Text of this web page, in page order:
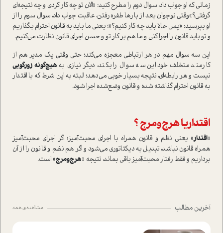
زماني كه او جواب داد، سوال دوم را مطرح كنيد: «الان تو چه كار كردي و چه نتيجه‌اي
گرفتي؟»وقتي نوجوان بعد از بارها طفره‌رفتن، عاقبت جواب داد، سوال سوم را از
او بپرسید: «پس حالا بايد چه كار كنيم؟»؛ يعني ما بايد به قانون احترام بگذاريم
و تو بايد قانون را اجرا كني و ما هم بر كار تو و حسن اجراي قانون نظارت مي‌كنيم.
اين سه سوال مهم در هر ارتباطي معجزه مي‌كند؛ حتي وقتي يك مدير هم از
كارمند متخلف خود اين سه سوال را بكند، ديگر نيازي به هيچ‌گونه زورگويي
نيست و هر رابطه‌اي، نتيجه بسيار خوبي مي‌دهد؛ البته به اين شرط كه با اقتدار
به قانون احترام گذاشته شده و قانون وضع‌شده اجرا شود.
اقتداريا هرج‌و‌مرج ؟
«اقتدار» يعني نظم و قانون همراه با اجراي محبت‌آميز؛ اگر اجراي محبت‌آميز
همراه قانون نباشد، تبديل به ديكتاتوري مي‌شود و اگر هم نظم و قانون را از آن
برداريم و فقط رفتار محبت‌آميز باقي بماند، نتیجه «هرج‌و‌مرج» است.
آخرین مطالب مشاهده ی همه